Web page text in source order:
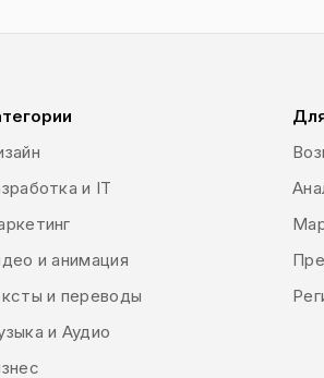
и IT
и анимация
и переводы
и Аудио